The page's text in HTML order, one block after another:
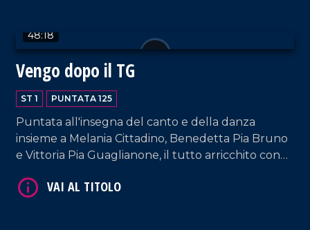
48:18
Vengo dopo il TG
ST 1 PUNTATA 125
Puntata all'insegna del canto e della danza
insieme a Melania Cittadino, Benedetta Pia Bruno
e Vittoria Pia Guaglianone, il tutto arricchito con
accoglienza del padrone di casa, Francesco
VAI AL TITOLO